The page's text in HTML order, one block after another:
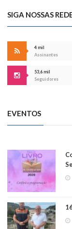
SIGA NOSSAS
4 mil
Assinantes
53,6 mil
Seguidores
EVENTOS